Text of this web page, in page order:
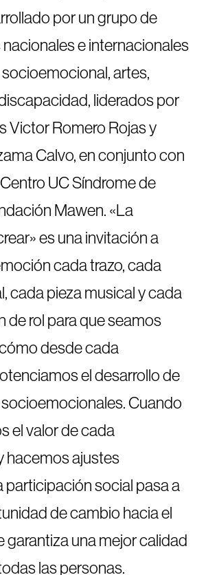
por un grupo de
e internacionales
artes,
liderados por
Victor Romero Rojas y
Calvo, en conjunto con
UC Síndrome de
Mawen. «La
es una invitación a
cada trazo, cada
cada pieza musical y cada
de rol para que seamos
desde cada
el desarrollo de
Cuando
el valor de cada
hacemos ajustes
participación social pasa a
de cambio hacia el
garantiza una mejor calidad
las personas.